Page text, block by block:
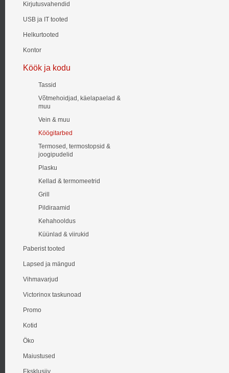
Kirjutusvahendid
USB ja IT tooted
Helkurtooted
Kontor
Köök ja kodu
Tassid
Võtmehoidjad, käelapaelad &
muu
Vein & muu
Köögitarbed
Termosed, termostopsid &
joogipudelid
Plasku
Kellad & termomeetrid
Grill
Pildiraamid
Kehahooldus
Küünlad & viirukid
Paberist tooted
Lapsed ja mängud
Vihmavarjud
Victorinox taskunoad
Promo
Kotid
Öko
Maiustused
Eksklusiiv